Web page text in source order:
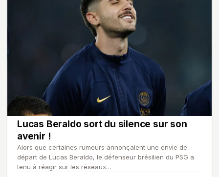
Lucas Beraldo sort du silence sur son
avenir !
Alors que certaines rumeurs annonçaient une envie de
départ de Lucas Beraldo, le défenseur brésilien du PSG a
tenu à réagir sur les réseaux…